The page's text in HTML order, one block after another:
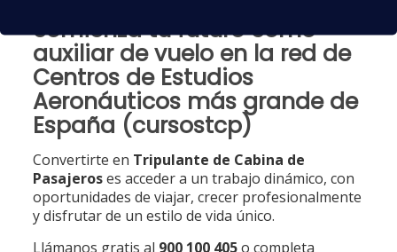
comienza tu futuro como
auxiliar de vuelo en la red de
Centros de Estudios
Aeronáuticos más grande de
España (cursostcp)
Convertirte en Tripulante de Cabina de
Pasajeroses acceder a un trabajo dinámico, con
oportunidades de viajar, crecer profesionalmente
y disfrutar de un estilo de vida único.
Llámanos gratis al 900 100 405o completa